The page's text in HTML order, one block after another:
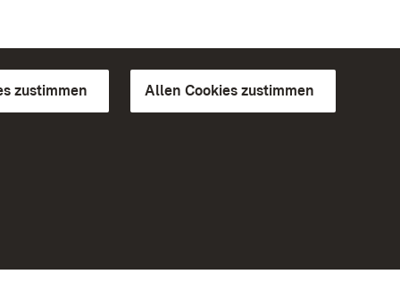
zustimmen Allen Cookies zustimmen